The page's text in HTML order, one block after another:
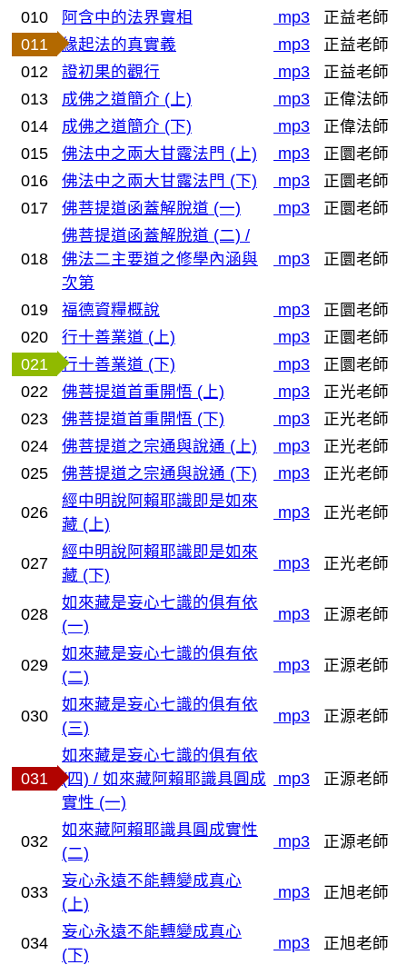
010
阿含中的法界實相 mp3
正益老師
011
緣起法的真實義 mp3
正益老師
012
證初果的觀行 mp3
正益老師
013
成佛之道簡介 (上) mp3
正偉法師
014
成佛之道簡介 (下) mp3
正偉法師
015
佛法中之兩大甘露法門 (上) mp3
正圜老師
016
佛法中之兩大甘露法門 (下) mp3
正圜老師
017
佛菩提道函蓋解脫道 (一) mp3 正圜老師
018
佛菩提道函蓋解脫道 (二) /
佛法二主要道之修學內涵與
次第
mp3 正圜老師
019 福德資糧概說 mp3
正圜老師
020
行十善業道 (上) mp3
正圜老師
021
行十善業道 (下) mp3
正圜老師
022
佛菩提道首重開悟 (上) mp3
正光老師
023
佛菩提道首重開悟 (下) mp3
正光老師
024
佛菩提道之宗通與說通 (上) mp3
正光老師
025
佛菩提道之宗通與說通 (下) mp3 正光老師
026
經中明說阿賴耶識即是如來
藏 (上)
mp3 正光老師
027
經中明說阿賴耶識即是如來
藏 (下)
mp3 正光老師
028
如來藏是妄心七識的俱有依
(一)
mp3 正源老師
029
如來藏是妄心七識的俱有依
(二)
mp3 正源老師
030
如來藏是妄心七識的俱有依
(三)
mp3 正源老師
031
如來藏是妄心七識的俱有依
(四) / 如來藏阿賴耶識具圓成
實性 (一)
mp3 正源老師
032
如來藏阿賴耶識具圓成實性
(二)
mp3 正源老師
033
妄心永遠不能轉變成真心
(上)
mp3 正旭老師
034
妄心永遠不能轉變成真心
(下)
mp3 正旭老師